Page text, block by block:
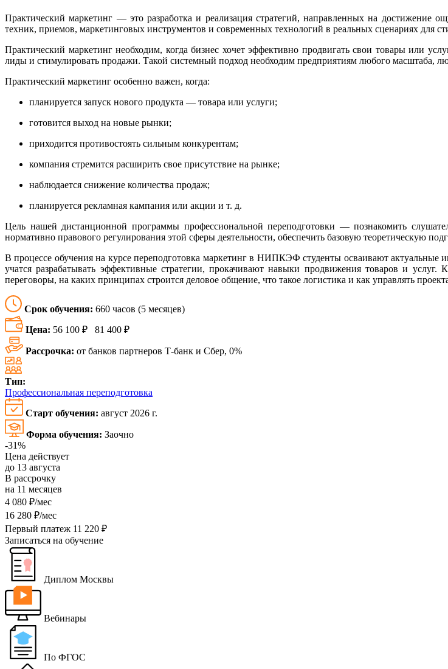
Практический маркетинг — это разработка и реализация стратегий, направленных на достижение
техник, приемов, маркетинговых инструментов и современных технологий в реальных сценариях для
Практический маркетинг необходим, когда бизнес хочет эффективно продвигать свои товары или
лиды и стимулировать продажи. Такой системный подход необходим предприятиям любого масштаба,
Практический маркетинг особенно важен, когда:
планируется запуск нового продукта — товара или услуги;
готовится выход на новые рынки;
приходится противостоять сильным конкурентам;
компания стремится расширить свое присутствие на рынке;
наблюдается снижение количества продаж;
планируется рекламная кампания или акции и т. д.
Цель нашей дистанционной программы профессиональной переподготовки — познакомить
нормативно правового регулирования этой сферы деятельности, обеспечить базовую теоретическую
В процессе обучения на курсе переподготовка маркетинг в НИПКЭФ студенты осваивают актуальные
учатся разрабатывать эффективные стратегии, прокачивают навыки продвижения товаров и
переговоры, на каких принципах строится деловое общение, что такое логистика и как управлять
Срок обучения: 660 часов (5 месяцев)
Цена: 56 100 ₽ 81 400 ₽
Рассрочка: от банков партнеров Т-банк и Сбер, 0%
Тип:
Профессиональная переподготовка
Старт обучения: август 2026 г.
Форма обучения: Заочно
-31%
Цена действует
до 13 августа
В рассрочку
на 11 месяцев
4 080 ₽/мес
16 280 ₽/мес
Первый платеж 11 220 ₽
Записаться на обучение
Диплом Москвы
Вебинары
По ФГОС